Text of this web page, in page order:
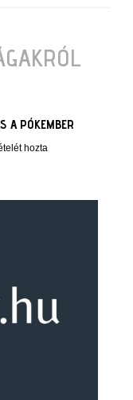
A PÓKEMBER
hozta